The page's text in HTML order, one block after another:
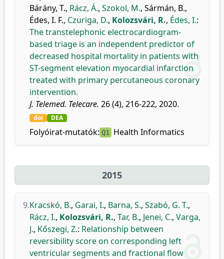
Bárány, T., Rácz, Á., Szokol, M., Sármán, B.,
Édes, I. F., Czuriga, D., Kolozsvári, R., Édes, I.:
The transtelephonic electrocardiogram-
based triage is an independent predictor of
decreased hospital mortality in patients with
ST-segment elevation myocardial infarction
treated with primary percutaneous coronary
intervention.
J. Telemed. Telecare. 26 (4), 216-222, 2020.
doi DEA
Folyóirat-mutatók: Q1 Health Informatics
2015
9.Kracskó, B., Garai, I., Barna, S., Szabó, G. T.,
Rácz, I., Kolozsvári, R., Tar, B., Jenei, C., Varga,
J., Kőszegi, Z.: Relationship between
reversibility score on corresponding left
ventricular segments and fractional flow